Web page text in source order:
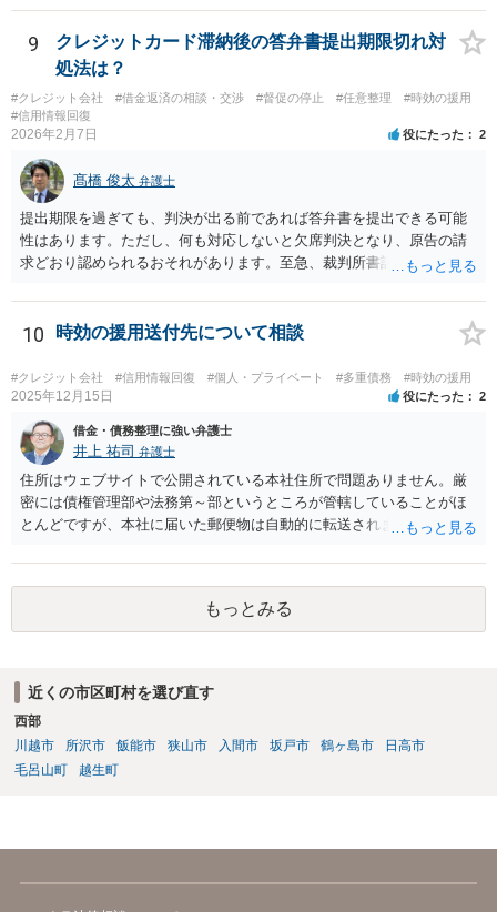
9
クレジットカード滞納後の答弁書提出期限切れ対
処法は？
#クレジット会社 #借金返済の相談・交渉 #督促の停止 #任意整理
#時効の援用
#信用情報回復
2026年2月7日 役にたった 2
髙橋 俊太 弁護士
提出期限を過ぎても、判決が出る前であれば答弁書を提出できる可能
性はあります。ただし、何も対応しないと欠席判決となり、原告の請
求どおり認められるおそれがあります。至急、裁判所書記官に連絡し
10 時効の援用送付先について相談
#クレジット会社 #信用情報回復 #個人・プライベート #多重債務 #時効の援用
2025年12月15日 役にたった 2
借金・債務整理に強い弁護士
井上 祐司 弁護士
住所はウェブサイトで公開されている本社住所で問題ありません。厳
密には債権管理部や法務第～部というところが管轄していることがほ
とんどですが、本社に届いた郵便物は自動的に転送されます。 内容証
すのが通例です。 なお、信用情報において三井住友カード株式会社が
債権者として表示されていればそこへ送るのが正解だとは思います
が、同社が貸付や立替によって取得した債権は完全子会社であるSMB
Cコンシューマーファイナンス株式会社が保有・管理していることが通
もっとみる
近くの市区町村を選び直す
西部
川越市
所沢市 飯能市 狭山市 入間市 坂戸市 鶴ヶ島市
日高市
毛呂山町
越生町